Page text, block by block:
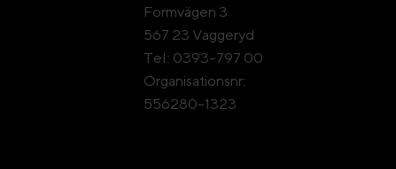
Formvägen 3
567 23 Vaggeryd
Tel: 0393-797 00
Organisationsnr:
556280-1323